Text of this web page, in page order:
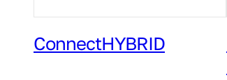
ConnectHYBRID